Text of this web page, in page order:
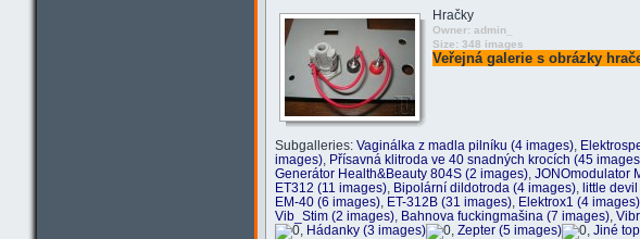
Hračky
Owner: admin_
Size: 348 images
Veřejná galerie s obrázky
Subgalleries: Vaginálka z madla pilníku (4 images),
images), Přísavná klitroda ve 40 snadných krocích (45
Generátor Health&Beauty 804S (2 images), JONOmodulator
ET312 (11 images), Bipolární dildotroda (4 images), little
EM-40 (6 images), ET-312B (31 images), Elektrox1 (4 images)
Vib_Stim (2 images), Bahnova fuckingmašina (7 images),
, Hádanky (3 images) , Zepter (5 images) , Jiné